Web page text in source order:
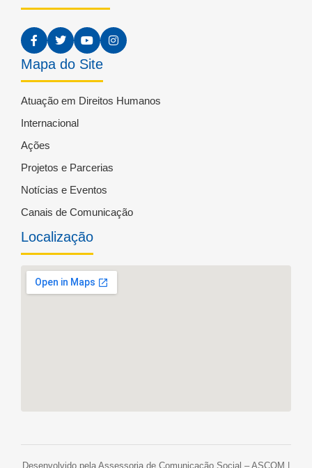
Mapa do Site
Atuação em Direitos Humanos
Internacional
Ações
Projetos e Parcerias
Notícias e Eventos
Canais de Comunicação
Localização
Desenvolvido pela Assessoria de Comunicação Social – ASCOM |